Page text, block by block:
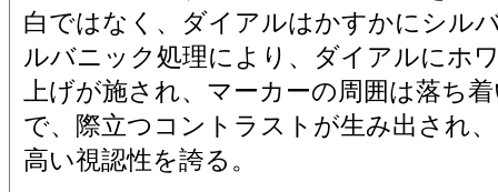
白ではなく、ダイアルはかすかにシル
ルバニック処理により、ダイアルにホ
上げが施され、マーカーの周囲は落ち
で、際立つコントラストが生み出され
高い視認性を誇る。